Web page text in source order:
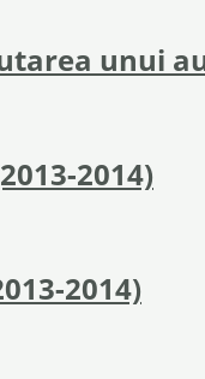
unui
2014)
2014)